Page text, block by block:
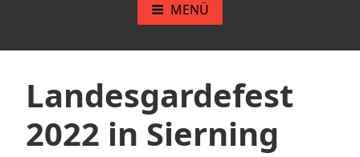
MENÜ
Landesgardefest
2022 in Sierning